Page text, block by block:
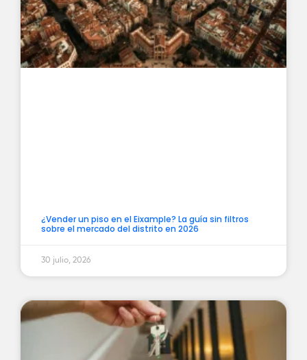
¿Vender un piso en el Eixample? La guía sin filtros
sobre el mercado del distrito en 2026
30 julio, 2026